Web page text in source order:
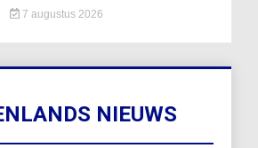
7 augustus 2026
NIEUWS